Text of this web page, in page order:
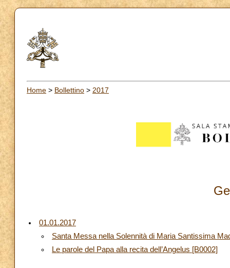
Home > Bollettino > 2017
01.01.2017
Santa Messa nella Solennità di Maria Santissima
Le parole del Papa alla recita dell’Angelus [B0002]